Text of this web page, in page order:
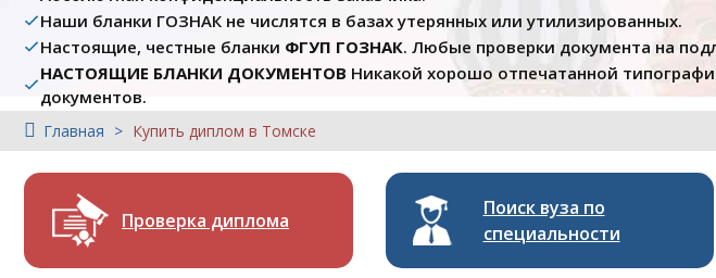
Наши бланки ГОЗНАК не числятся в базах утерянных или утилизированных.
Настоящие, честные бланки ФГУП ГОЗНАК. Любые проверки документа на
НАСТОЯЩИЕ БЛАНКИ ДОКУМЕНТОВ Никакой хорошо отпечатанной
документов.
Главная Купить диплом в Томске
Проверка диплома
Поиск вуза по
специальности